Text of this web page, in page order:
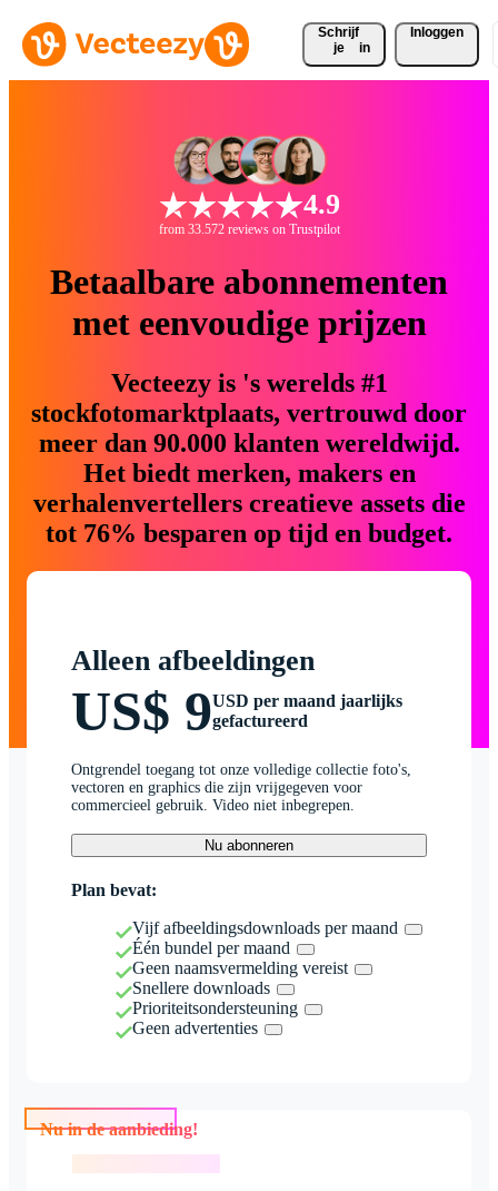
Schrijf
je
in
Inloggen
4.9
from 33.572 reviews on Trustpilot
Betaalbare abonnementen
met eenvoudige prijzen
Vecteezy is 's werelds #1
stockfotomarktplaats, vertrouwd door
meer dan 90.000 klanten wereldwijd.
Het biedt merken, makers en
verhalenvertellers creatieve assets die
tot 76% besparen op tijd en budget.
Alleen afbeeldingen
US$ 9USD per maand jaarlijks
gefactureerd
Ontgrendel toegang tot onze volledige collectie foto's,
vectoren en graphics die zijn vrijgegeven voor
commercieel gebruik. Video niet inbegrepen.
Nu abonneren
Plan bevat:
Vijf afbeeldingsdownloads per maand
Één bundel per maand
Geen naamsvermelding vereist
Snellere downloads
Prioriteitsondersteuning
Geen advertenties
Nu in de aanbieding!